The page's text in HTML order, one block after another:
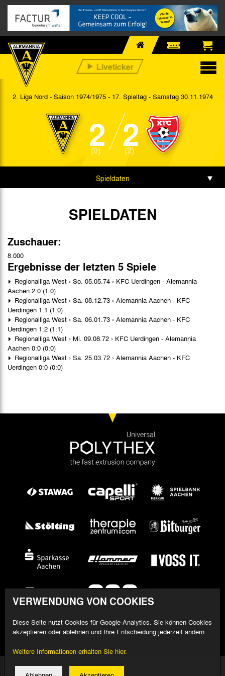
2. Liga Nord - Saison 1974/1975 - 17. Spieltag - Samstag 30.11.1974
2
(0) 2
(2)
Spieldaten
SPIELDATEN
Zuschauer:
8.000
Ergebnisse der letzten 5 Spiele
Regionalliga West › So. 05.05.74 › KFC Uerdingen - Alemannia
Aachen 2:0 (1:0)
Regionalliga West › Sa. 08.12.73 › Alemannia Aachen - KFC
Uerdingen 1:1 (1:0)
Regionalliga West › Sa. 06.01.73 › Alemannia Aachen - KFC
Uerdingen 1:2 (1:1)
Regionalliga West › Mi. 09.08.72 › KFC Uerdingen - Alemannia
Aachen 0:0 (0:0)
Regionalliga West › Sa. 25.03.72 › Alemannia Aachen - KFC
Uerdingen 0:0 (0:0)
© 2026 Alemannia Aachen - Alle Rechte vorbehalten
VERWENDUNG VON COOKIES
Diese Seite nutzt Cookies für Google-Analytics. Sie können Cookies
akzeptieren oder ablehnen und Ihre Entscheidung jederzeit ändern.
Weitere Informationen erhalten Sie hier.